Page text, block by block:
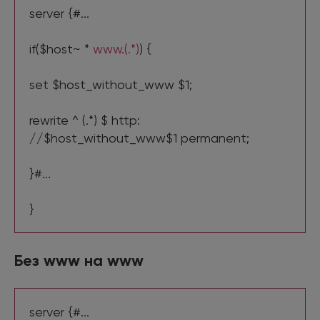
server {#...
if($host~ * www.(.*)) {
set $host_without_www $1;
rewrite ^ (.*) $ http:
//$host_without_www$1 permanent;
}#...
}
Без www на www
server {#...